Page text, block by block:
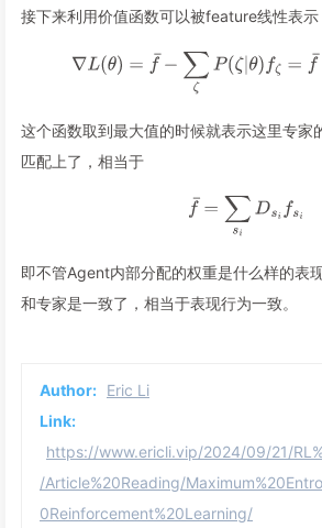
接下来利用价值函数可以被feature线性表示
这个函数取到最大值的时候就表示这里专家
匹配上了，相当于
即不管Agent内部分配的权重是什么样的表
和专家是一致了，相当于表现行为一致。
Author: Eric Li
Link:
https://www.ericli.vip/2024/09/21/
/Article%20Reading/
0Reinforcement%20Learning/